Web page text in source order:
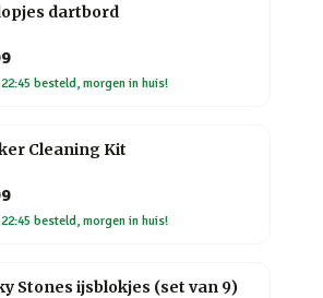
dartbord
besteld, morgen in huis!
Cleaning Kit
besteld, morgen in huis!
Stones ijsblokjes (set van 9)